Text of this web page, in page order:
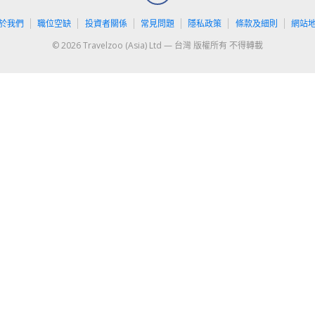
我們 職位空缺 投資者關係 常見問題 隱私政策 條款及細則
網站
© 2026 Travelzoo (Asia) Ltd — 台灣 版權所有 不得轉載